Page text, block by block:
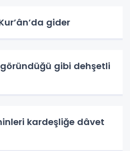
gider
gibi dehşetli
kardeşliğe dâvet